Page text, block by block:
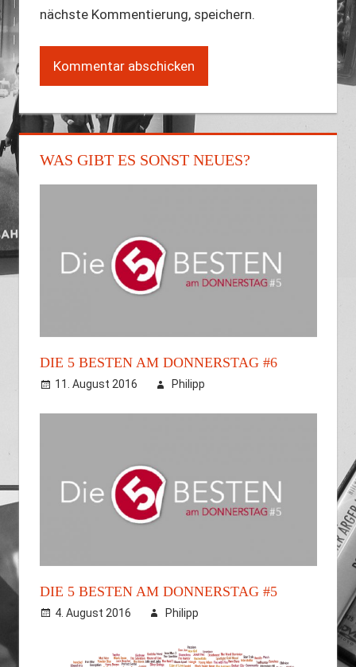
nächste Kommentierung, speichern.
WAS GIBT ES SONST NEUES?
DIE 5 BESTEN AM DONNERSTAG #6
11. August 2016 Philipp
DIE 5 BESTEN AM DONNERSTAG #5
4. August 2016 Philipp